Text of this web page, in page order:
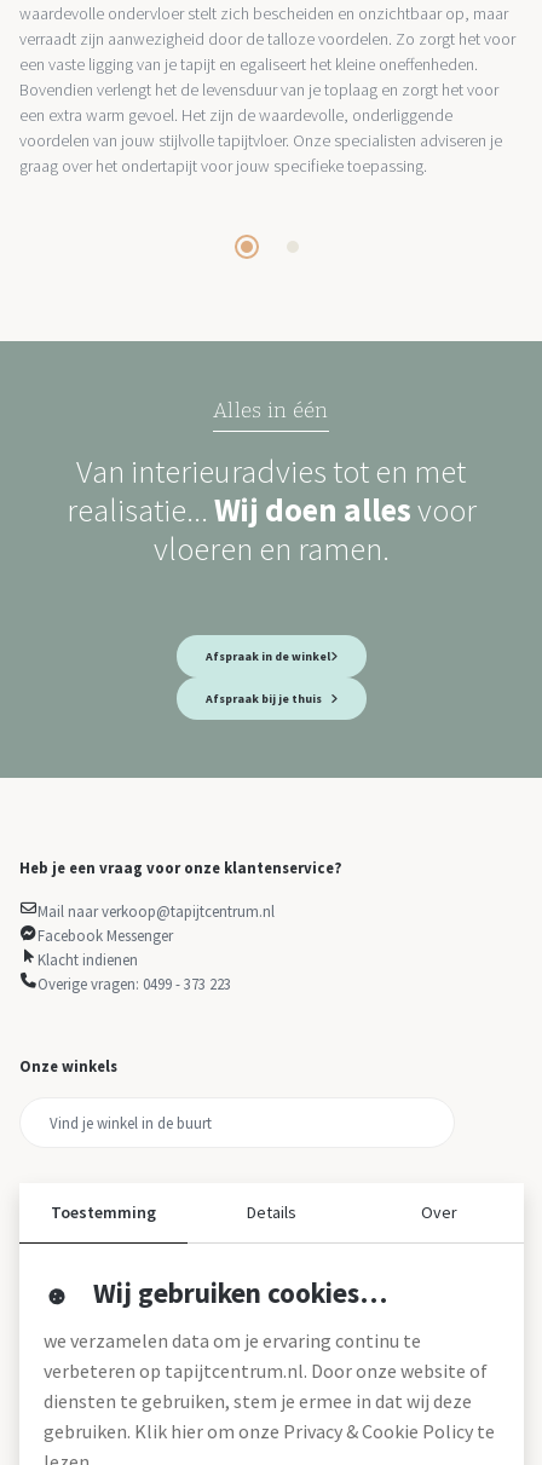
waardevolle ondervloer stelt zich bescheiden en onzichtbaar op, maar
verraadt zijn aanwezigheid door de talloze voordelen. Zo zorgt het voor
een vaste ligging van je tapijt en egaliseert het kleine oneffenheden.
Bovendien verlengt het de levensduur van je toplaag en zorgt het voor
een extra warm gevoel. Het zijn de waardevolle, onderliggende
voordelen van jouw stijlvolle tapijtvloer. Onze specialisten adviseren je
graag over het ondertapijt voor jouw specifieke toepassing.
Alles in één
Van interieuradvies tot en met
realisatie... Wij doen allesvoor
vloeren en ramen.
Afspraak in de winkel
Afspraak bij je thuis
Heb je een vraag voor onze klantenservice?
Mail naar verkoop@tapijtcentrum.nl
Facebook Messenger
Klacht indienen
Overige vragen: 0499 - 373 223
Onze winkels
Over tapijtcentrum
Werken bij
Montageservice
Blog
Toestemming Details Over
Wij gebruiken cookies…
we verzamelen data om je ervaring continu te
verbeteren op tapijtcentrum.nl. Door onze website of
diensten te gebruiken, stem je ermee in dat wij deze
gebruiken. Klik hier om onze Privacy & Cookie Policy te